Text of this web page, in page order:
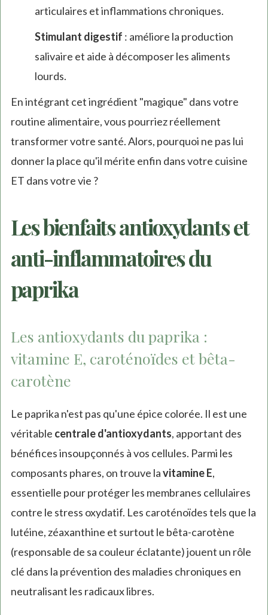
articulaires et inflammations chroniques.
Stimulant digestif : améliore la production
salivaire et aide à décomposer les aliments
lourds.
En intégrant cet ingrédient "magique" dans votre
routine alimentaire, vous pourriez réellement
transformer votre santé. Alors, pourquoi ne pas lui
donner la place qu'il mérite enfin dans votre cuisine
ET dans votre vie ?
Les bienfaits antioxydants et
anti-inflammatoires du
paprika
Les antioxydants du paprika :
vitamine E, caroténoïdes et bêta-
carotène
Le paprika n'est pas qu'une épice colorée. Il est une
véritable centrale d'antioxydants, apportant des
bénéfices insoupçonnés à vos cellules. Parmi les
composants phares, on trouve lavitamine E,
essentielle pour protéger les membranes cellulaires
contre le stress oxydatif. Les caroténoïdes tels que la
lutéine, zéaxanthine et surtout le bêta-carotène
(responsable de sa couleur éclatante) jouent un rôle
clé dans la prévention des maladies chroniques en
neutralisant les radicaux libres.